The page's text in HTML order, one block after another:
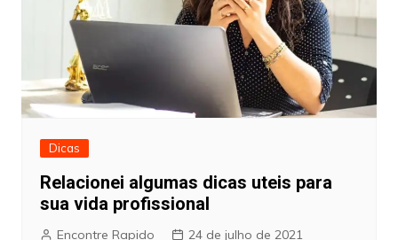
Dicas
Relacionei algumas dicas uteis para
sua vida profissional
Encontre Rapido 24 de julho de 2021